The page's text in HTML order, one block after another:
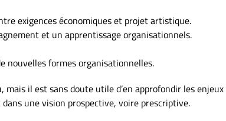
exigences économiques et projet artistique.
et un apprentissage organisationnels.
nouvelles formes organisationnelles.
mais il est sans doute utile d’en approfondir les
une vision prospective, voire prescriptive.